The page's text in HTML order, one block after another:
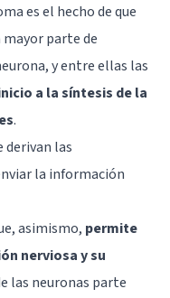
es el hecho de que
mayor parte de
y entre ellas las
a la síntesis de la
.
derivan las
la información
asimismo, permite
nerviosa y su
las neuronas parte